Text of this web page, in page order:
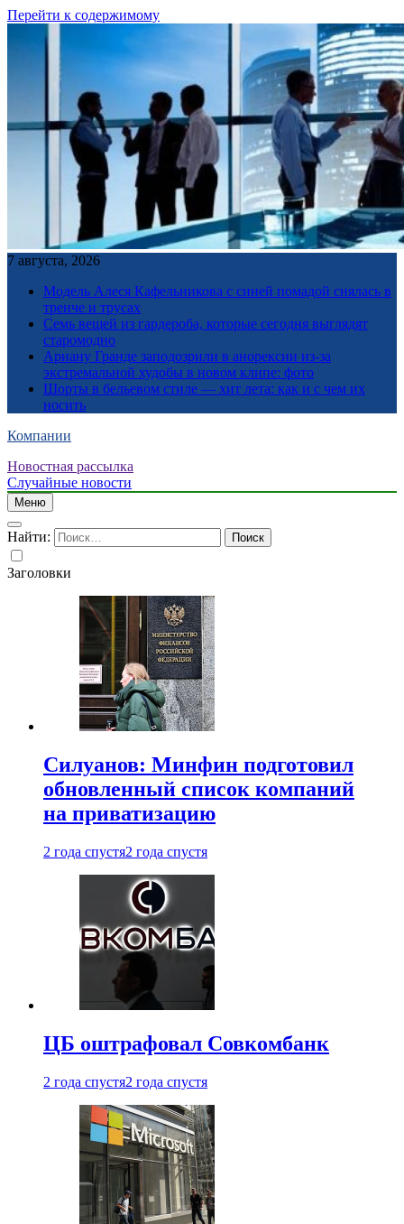
Перейти к содержимому
7 августа, 2026
Модель Алеся Кафельникова с синей помадой снялась в
тренче и трусах
Семь вещей из гардероба, которые сегодня выглядят
старомодно
Ариану Гранде заподозрили в анорексии из-за
экстремальной худобы в новом клипе: фото
Шорты в бельевом стиле — хит лета: как и с чем их
носить
Компании
Новостная рассылка
Случайные новости
Меню
Найти:
Заголовки
Силуанов: Минфин подготовил
обновленный список компаний
на приватизацию
2 года спустя2 года спустя
ЦБ оштрафовал Совкомбанк
2 года спустя2 года спустя